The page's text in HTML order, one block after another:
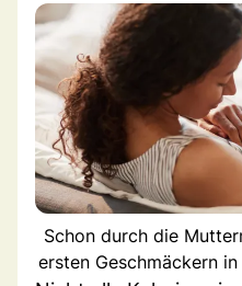
Schon durch die
ersten Geschmäckern